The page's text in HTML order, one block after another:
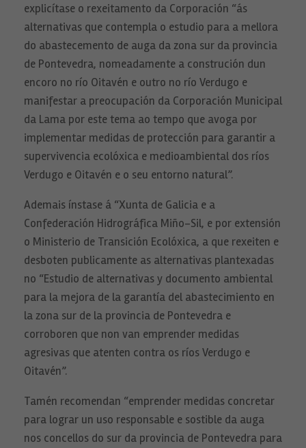
explicítase o rexeitamento da Corporación “ás
alternativas que contempla o estudio para a mellora
do abastecemento de auga da zona sur da provincia
de Pontevedra, nomeadamente a construción dun
encoro no río Oitavén e outro no río Verdugo e
manifestar a preocupación da Corporación Municipal
da Lama por este tema ao tempo que avoga por
implementar medidas de protección para garantir a
supervivencia ecolóxica e medioambiental dos ríos
Verdugo e Oitavén e o seu entorno natural”.
Ademais ínstase á “Xunta de Galicia e a
Confederación Hidrográfica Miño-Sil, e por extensión
o Ministerio de Transición Ecolóxica, a que rexeiten e
desboten publicamente as alternativas plantexadas
no “Estudio de alternativas y documento ambiental
para la mejora de la garantía del abastecimiento en
la zona sur de la provincia de Pontevedra e
corroboren que non van emprender medidas
agresivas que atenten contra os ríos Verdugo e
Oitavén”.
Tamén recomendan “emprender medidas concretar
para lograr un uso responsable e sostible da auga
nos concellos do sur da provincia de Pontevedra para
Necesarias
cookies no
son
opcionales.
Son
necesarias
para que
funcione la
web.
Estadísticas
Para que
podamos
mejorar la
funcionalidad
y estructura
base a cómo
se usa la web.
Experiencia
Para que
visita. Si
rechaza estas
cookies,
algunas